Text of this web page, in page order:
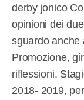
derby jonico
opinioni dei
sguardo anche
Promozione,
riflessioni.
2018- 2019,